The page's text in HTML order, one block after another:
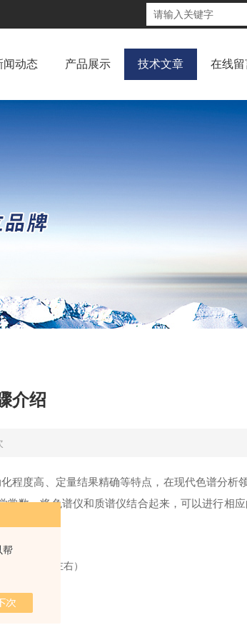
帮
闻动态 产品展示 技术文章 在线留
介绍
度高、定量结果精确等特点，在现代色谱分析领
数。将色谱仪和质谱仪结合起来，可以进行相应
0.3Mpa左右）